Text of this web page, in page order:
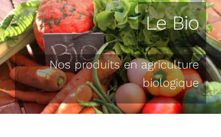
Le Bio
Nos produits en agriculture
biologique